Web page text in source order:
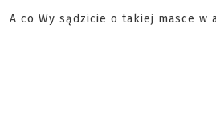
A co Wy sądzicie o takiej masce w